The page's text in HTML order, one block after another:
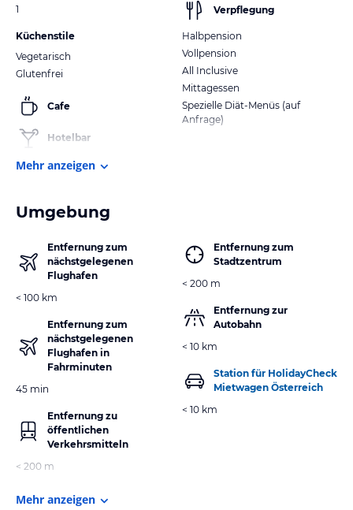
1
Küchenstile
Vegetarisch
Glutenfrei
Cafe
Hotelbar
Verpflegung
Halbpension
Vollpension
All Inclusive
Mittagessen
Spezielle Diät-Menüs (auf
Anfrage)
Mehr anzeigen
Umgebung
Entfernung zum
nächstgelegenen
Flughafen
< 100 km
Entfernung zum
nächstgelegenen
Flughafen in
Fahrminuten
45 min
Entfernung zu
öffentlichen
Verkehrsmitteln
< 200 m
Entfernung zum
Stadtzentrum
< 200 m
Entfernung zur
Autobahn
< 10 km
Station für HolidayCheck
Mietwagen Österreich
< 10 km
Mehr anzeigen